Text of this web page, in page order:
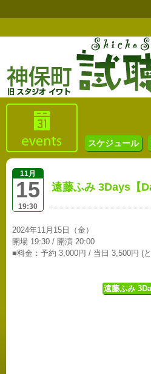
スケジュール
11月
15
19:30
遠藤ふみ 3Days【
2024年11月15日（金）
開場 19:30 / 開演 20:00
■料金：予約 3,000円 / 当日 3,500円 (
遠藤ふみ